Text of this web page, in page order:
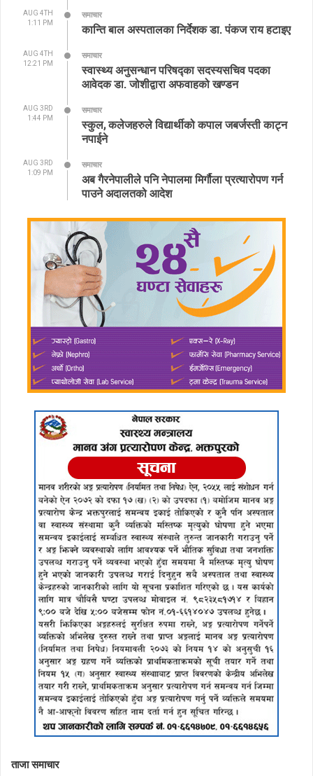
AUG 4TH
1:11 PM
समाचार
कान्ति बाल अस्पतालका निर्देशक डा. पंकज राय हटाइए
AUG 4TH
12:21 PM
समाचार
स्वास्थ्य अनुसन्धान परिषद्का सदस्यसचिव पदका
आवेदक डा. जोशीद्वारा अफवाहको खण्डन
AUG 3RD
1:44 PM
समाचार
स्कुल, कलेजहरुले विद्यार्थीको कपाल जबर्जस्ती काट्न
नपाईने
AUG 3RD
1:09 PM
समाचार
अब गैरनेपालीले पनि नेपालमा मिर्गौला प्रत्यारोपण गर्न
पाउने अदालतको आदेश
ताजा समाचार